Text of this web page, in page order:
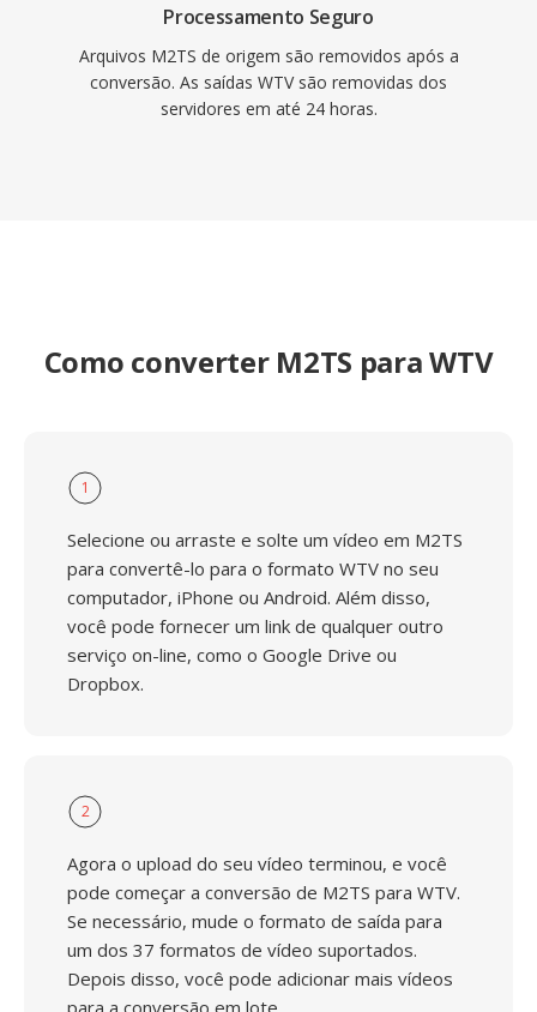
Processamento Seguro
Arquivos M2TS de origem são removidos após a
conversão. As saídas WTV são removidas dos
servidores em até 24 horas.
Como converter M2TS para WTV
1
Selecione ou arraste e solte um vídeo em M2TS
para convertê-lo para o formato WTV no seu
computador, iPhone ou Android. Além disso,
você pode fornecer um link de qualquer outro
serviço on-line, como o Google Drive ou
Dropbox.
2
Agora o upload do seu vídeo terminou, e você
pode começar a conversão de M2TS para WTV.
Se necessário, mude o formato de saída para
um dos 37 formatos de vídeo suportados.
Depois disso, você pode adicionar mais vídeos
para a conversão em lote.